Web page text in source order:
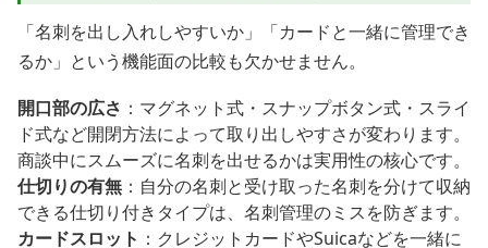
「名刺を出し入れしやすいか」「カードと一緒に管理でき
るか」という機能面の比較も欠かせません。
開口部の広さ ：マグネット式・スナップボタン式・スライ
ド式など開閉方法によって取り出しやすさが変わります。
商談中にスムーズに名刺を出せるかは実用性の核心です。
仕切りの有無 ：自分の名刺と受け取った名刺を分けて収納
できる仕切り付きタイプは、名刺管理のミスを防ぎます。
カードスロット ：クレジットカードやSuicaなどを一緒に